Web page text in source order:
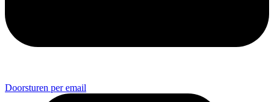
Doorsturen per email